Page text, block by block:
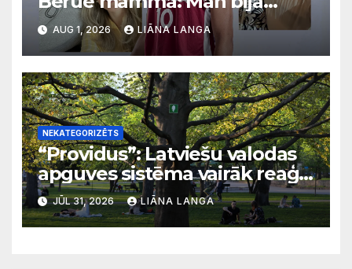
svarīgi, lai bērni apgūst
latviešu valodu
AUG 1, 2026 LIĀNA LANGA
NEKATEGORIZĒTS
“Providus”: Latviešu valodas
apguves sistēma vairāk reaģē
uz krīzēm nekā ilgtermiņa
migrācijas tendencēm
JŪL 31, 2026 LIĀNA LANGA